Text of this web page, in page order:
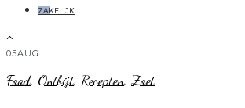
ZAKELIJK
05AUG
Food, Ontbijt, Recepten, Zoet